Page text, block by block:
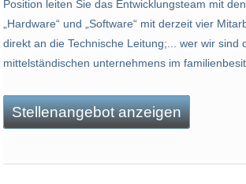
Position leiten Sie das Entwicklungsteam mit
„Hardware“ und „Software“ mit derzeit vier
direkt an die Technische Leitung;... wer wir sind
mittelständischen unternehmens im
Stellenangebot anzeigen